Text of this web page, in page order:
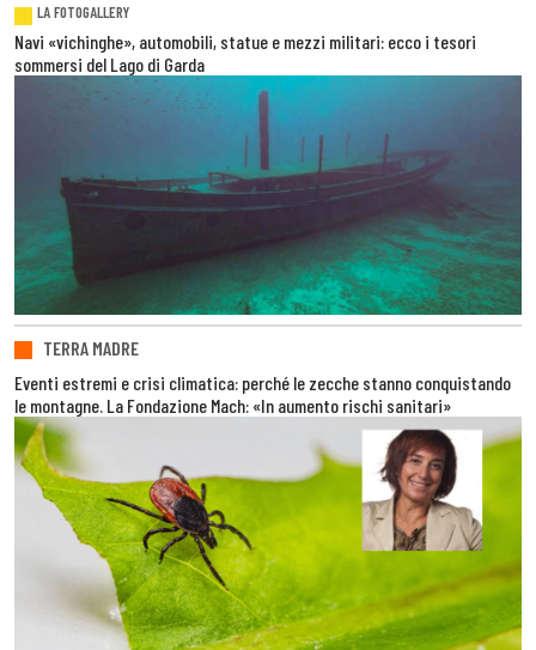
LA FOTOGALLERY
Navi «vichinghe», automobili, statue e mezzi militari: ecco i tesori
sommersi del Lago di Garda
TERRA MADRE
Eventi estremi e crisi climatica: perché le zecche stanno conquistando
le montagne. La Fondazione Mach: «In aumento rischi sanitari»